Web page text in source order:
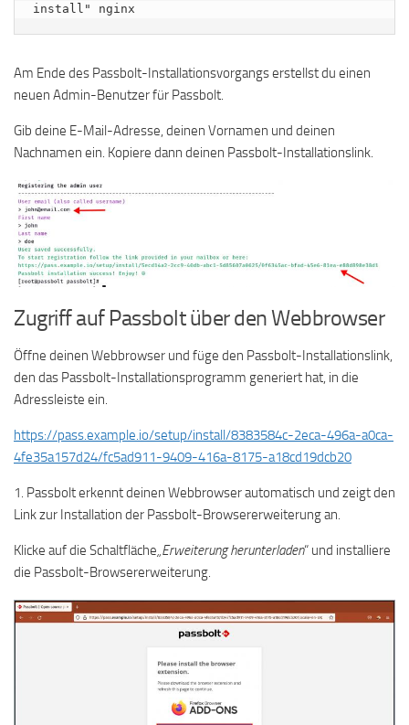
install" nginx
Am Ende des Passbolt-Installationsvorgangs erstellst du einen
neuen Admin-Benutzer für Passbolt.
Gib deine E-Mail-Adresse, deinen Vornamen und deinen
Nachnamen ein. Kopiere dann deinen Passbolt-Installationslink.
Zugriff auf Passbolt über den Webbrowser
Öffne deinen Webbrowser und füge den Passbolt-Installationslink,
den das Passbolt-Installationsprogramm generiert hat, in die
Adressleiste ein.
https://pass.example.io/setup/install/8383584c-2eca-496a-a0ca-
4fe35a157d24/fc5ad911-9409-416a-8175-a18cd19dcb20
1. Passbolt erkennt deinen Webbrowser automatisch und zeigt den
Link zur Installation der Passbolt-Browsererweiterung an.
Klicke auf die Schaltfläche„Erweiterung herunterladen“ und installiere
die Passbolt-Browsererweiterung.